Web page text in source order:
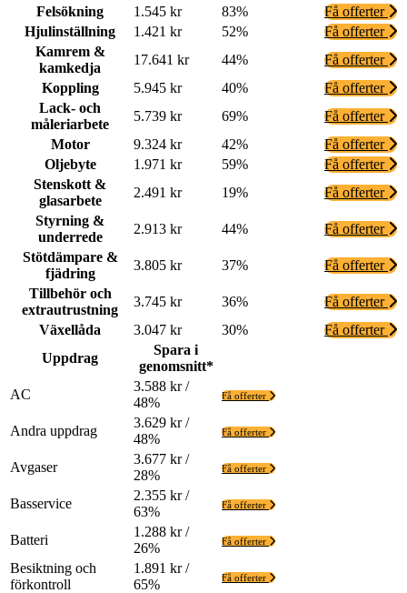
Felsökning
1.545 kr 83%
Få offerter
Hjulinställning
1.421 kr 52%
Få offerter
Kamrem &
kamkedja
17.641 kr 44%
Få offerter
Koppling
5.945 kr 40%
Få offerter
Lack- och
måleriarbete
5.739 kr 69%
Få offerter
Motor
9.324 kr 42%
Få offerter
Oljebyte
1.971 kr 59%
Få offerter
Stenskott &
glasarbete
2.491 kr 19%
Få offerter
Styrning &
underrede
2.913 kr 44%
Få offerter
Stötdämpare &
fjädring
3.805 kr 37%
Få offerter
Tillbehör och
extrautrustning
3.745 kr 36%
Få offerter
Växellåda
3.047 kr 30%
Få offerter
Uppdrag
Spara i
genomsnitt*
AC
3.588 kr /
48%
Få offerter
Andra uppdrag
3.629 kr /
48%
Få offerter
Avgaser
3.677 kr /
28%
Få offerter
Basservice
2.355 kr /
63%
Få offerter
Batteri
1.288 kr /
26%
Få offerter
Besiktning och
förkontroll
1.891 kr /
65%
Få offerter